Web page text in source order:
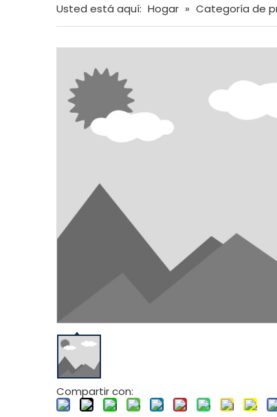
Usted está aquí: Hogar » Categoría de
Compartir con: